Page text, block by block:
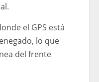
el GPS está
lo que
del frente